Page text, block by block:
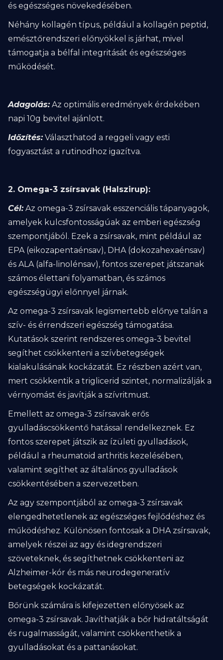
és egészséges növekedésében.
Néhány kollagén típus, például a kollagén peptid,
emésztőrendszeri előnyökkel is járhat, mivel
támogatja a bélfal integritását és egészséges
működését.
Adagolás:Az optimális eredmények érdekében
napi 10g bevitel ajánlott.
Időzítés:Választhatod a reggeli vagy esti
fogyasztást a rutinodhoz igazítva.
2. Omega-3 zsírsavak (Halszirup):
Cél:Az omega-3 zsírsavak esszenciális tápanyagok,
amelyek kulcsfontosságúak az emberi egészség
szempontjából. Ezek a zsírsavak, mint például az
EPA (eikozapentaénsav), DHA (dokozahexaénsav)
és ALA (alfa-linolénsav), fontos szerepet játszanak
számos élettani folyamatban, és számos
egészségügyi előnnyel járnak.
Az omega-3 zsírsavak legismertebb előnye talán a
szív- és érrendszeri egészség támogatása.
Kutatások szerint rendszeres omega-3 bevitel
segíthet csökkenteni a szívbetegségek
kialakulásának kockázatát. Ez részben azért van,
mert csökkentik a triglicerid szintet, normalizálják a
vérnyomást és javítják a szívritmust.
Emellett az omega-3 zsírsavak erős
gyulladáscsökkentő hatással rendelkeznek. Ez
fontos szerepet játszik az ízületi gyulladások,
például a rheumatoid arthritis kezelésében,
valamint segíthet az általános gyulladások
csökkentésében a szervezetben.
Az agy szempontjából az omega-3 zsírsavak
elengedhetetlenek az egészséges fejlődéshez és
működéshez. Különösen fontosak a DHA zsírsavak,
amelyek részei az agy és idegrendszeri
szöveteknek, és segíthetnek csökkenteni az
Alzheimer-kór és más neurodegeneratív
betegségek kockázatát.
Bőrünk számára is kifejezetten előnyösek az
omega-3 zsírsavak. Javíthatják a bőr hidratáltságát
és rugalmasságát, valamint csökkenthetik a
gyulladásokat és a pattanásokat.